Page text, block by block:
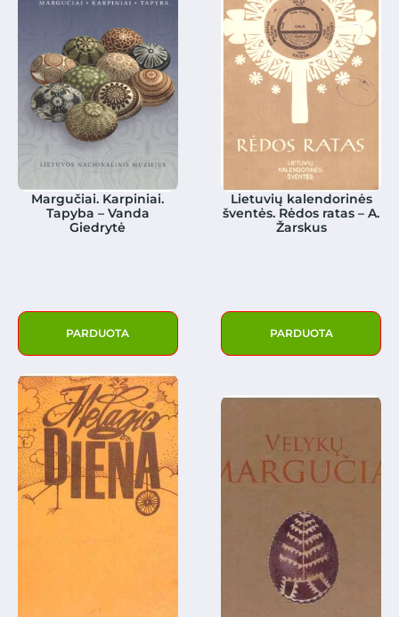
Margučiai. Karpiniai.
Tapyba – Vanda
Giedrytė
PARDUOTA
Lietuvių kalendorinės
šventės. Rėdos ratas – A.
Žarskus
PARDUOTA